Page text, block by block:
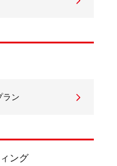
ラン
ング